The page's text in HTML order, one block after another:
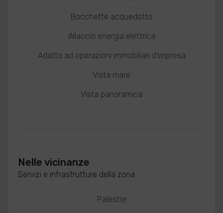
Bocchette acquedotto
Allaccio energia elettrica
Adatto ad operazioni immobiliari d'impresa
Vista mare
Vista panoramica
Nelle vicinanze
Servizi e infrastrutture della zona
Palestre